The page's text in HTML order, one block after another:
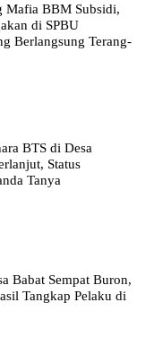
Mafia BBM Subsidi,
di SPBU
Berlangsung Terang-
BTS di Desa
Status
Tanya
Babat Sempat Buron,
Tangkap Pelaku di